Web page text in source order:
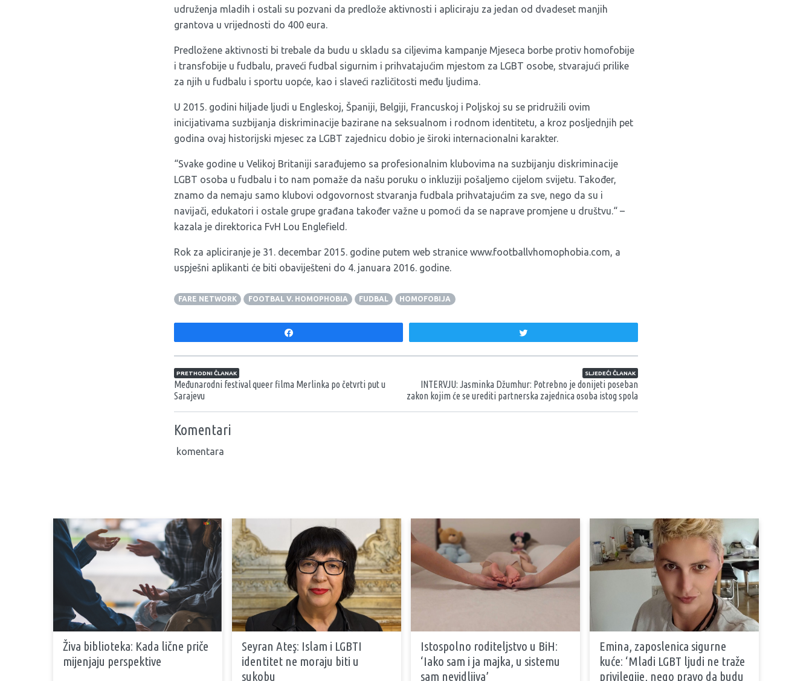
udruženja mladih i ostali su pozvani da predlože aktivnosti i apliciraju za jedan od dvadeset manjih
grantova u vrijednosti do 400 eura.
Predložene aktivnosti bi trebale da budu u skladu sa ciljevima kampanje Mjeseca borbe protiv homofobije
i transfobije u fudbalu, praveći fudbal sigurnim i prihvatajućim mjestom za LGBT osobe, stvarajući prilike
za njih u fudbalu i sportu uopće, kao i slaveći različitosti među ljudima.
U 2015. godini hiljade ljudi u Engleskoj, Španiji, Belgiji, Francuskoj i Poljskoj su se pridružili ovim
inicijativama suzbijanja diskriminacije bazirane na seksualnom i rodnom identitetu, a kroz posljednjih pet
godina ovaj historijski mjesec za LGBT zajednicu dobio je široki internacionalni karakter.
“Svake godine u Velikoj Britaniji sarađujemo sa profesionalnim klubovima na suzbijanju diskriminacije
LGBT osoba u fudbalu i to nam pomaže da našu poruku o inkluziji pošaljemo cijelom svijetu. Također,
znamo da nemaju samo klubovi odgovornost stvaranja fudbala prihvatajućim za sve, nego da su i
navijači, edukatori i ostale grupe građana također važne u pomoći da se naprave promjene u društvu.“ –
kazala je direktorica FvH Lou Englefield.
Rok za apliciranje je 31. decembar 2015. godine putem web stranice www.footballvhomophobia.com, a
uspješni aplikanti će biti obaviješteni do 4. januara 2016. godine.
FARE NETWORK FOOTBAL V. HOMOPHOBIA FUDBAL HOMOFOBIJA
Navigacija članaka
PRETHODNI ČLANAK
Međunarodni festival queer filma Merlinka po četvrti put u
Sarajevu
SLJEDEĆI ČLANAK
INTERVJU: Jasminka Džumhur: Potrebno je donijeti poseban
zakon kojim će se urediti partnerska zajednica osoba istog spola
Komentari
komentara
Živa biblioteka: Kada lične priče
mijenjaju perspektive
Seyran Ateş: Islam i LGBTI
identitet ne moraju biti u
sukobu
Istospolno roditeljstvo u BiH:
‘Iako sam i ja majka, u sistemu
sam nevidljiva’
Emina, zaposlenica sigurne
kuće: ‘Mladi LGBT ljudi ne traže
privilegije, nego pravo da budu